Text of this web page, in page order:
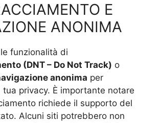
E
ANONIMA
funzionalità di
(DNT – Do Not Track) o
anonima per
tua privacy. È importante notare
richiede il supporto del
Alcuni siti potrebbero non